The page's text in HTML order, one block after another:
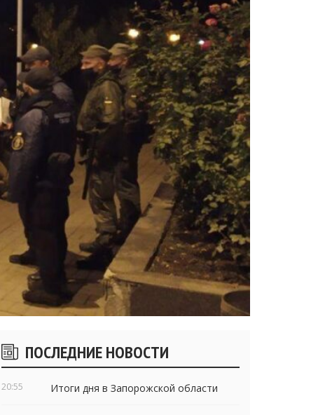
Боковые
виджеты
ПОСЛЕДНИЕ НОВОСТИ
20:55 Итоги дня в Запорожской области